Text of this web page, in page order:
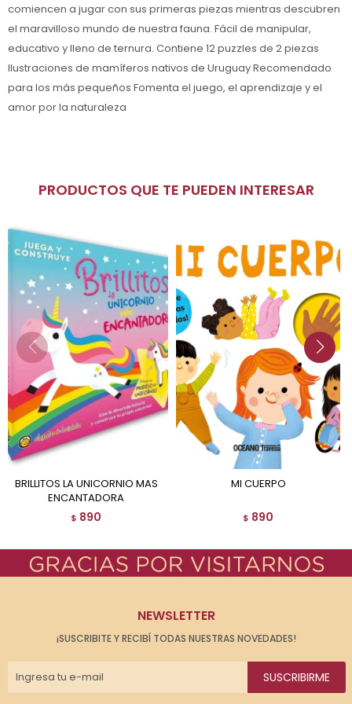
comiencen a jugar con sus primeras piezas mientras descubren
el maravilloso mundo de nuestra fauna. Fácil de manipular,
educativo y lleno de ternura. Contiene 12 puzzles de 2 piezas
Ilustraciones de mamíferos nativos de Uruguay Recomendado
para los más pequeños Fomenta el juego, el aprendizaje y el
amor por la naturaleza
PRODUCTOS QUE TE PUEDEN INTERESAR
BRILLITOS LA UNICORNIO MAS
ENCANTADORA
$ 890
MI CUERPO
$ 890
NEWSLETTER
¡SUSCRIBITE Y RECIBÍ TODAS NUESTRAS NOVEDADES!
SUSCRIBIRME